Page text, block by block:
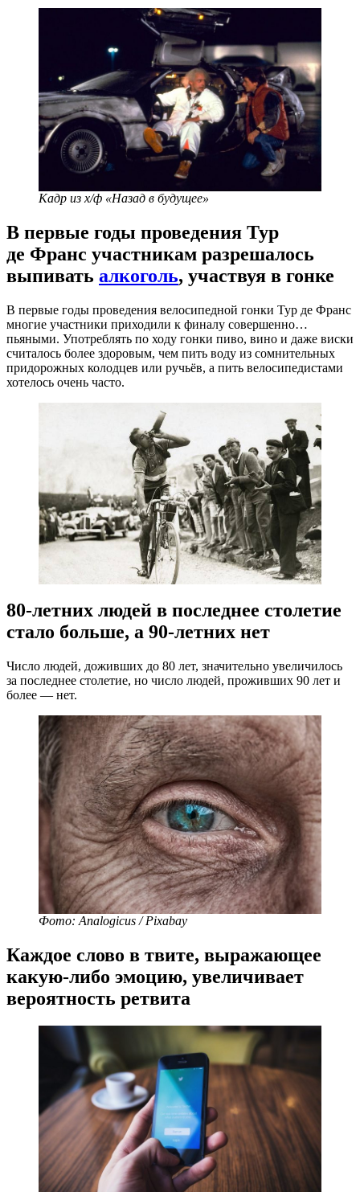
Кадр из х/ф «Назад в будущее»
В первые годы проведения Тур
де Франс участникам разрешалось
выпивать алкоголь, участвуя в гонке
В первые годы проведения велосипедной гонки Тур де Франс
многие участники приходили к финалу совершенно…
пьяными. Употреблять по ходу гонки пиво, вино и даже виски
считалось более здоровым, чем пить воду из сомнительных
придорожных колодцев или ручьёв, а пить велосипедистами
хотелось очень часто.
80-летних людей в последнее столетие
стало больше, а 90-летних нет
Число людей, доживших до 80 лет, значительно увеличилось
за последнее столетие, но число людей, проживших 90 лет и
более — нет.
Фото: Analogicus / Pixabay
Каждое слово в твите, выражающее
какую-либо эмоцию, увеличивает
вероятность ретвита